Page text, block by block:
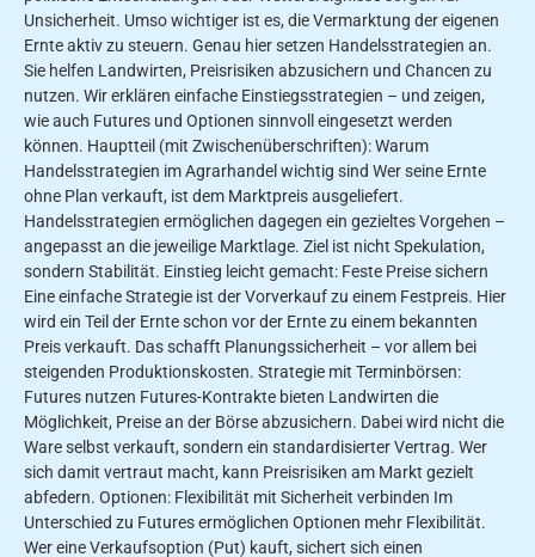
Unsicherheit. Umso wichtiger ist es, die Vermarktung der eigenen
Ernte aktiv zu steuern. Genau hier setzen Handelsstrategien an.
Sie helfen Landwirten, Preisrisiken abzusichern und Chancen zu
nutzen. Wir erklären einfache Einstiegsstrategien – und zeigen,
wie auch Futures und Optionen sinnvoll eingesetzt werden
können. Hauptteil (mit Zwischenüberschriften): Warum
Handelsstrategien im Agrarhandel wichtig sind Wer seine Ernte
ohne Plan verkauft, ist dem Marktpreis ausgeliefert.
Handelsstrategien ermöglichen dagegen ein gezieltes Vorgehen –
angepasst an die jeweilige Marktlage. Ziel ist nicht Spekulation,
sondern Stabilität. Einstieg leicht gemacht: Feste Preise sichern
Eine einfache Strategie ist der Vorverkauf zu einem Festpreis. Hier
wird ein Teil der Ernte schon vor der Ernte zu einem bekannten
Preis verkauft. Das schafft Planungssicherheit – vor allem bei
steigenden Produktionskosten. Strategie mit Terminbörsen:
Futures nutzen Futures-Kontrakte bieten Landwirten die
Möglichkeit, Preise an der Börse abzusichern. Dabei wird nicht die
Ware selbst verkauft, sondern ein standardisierter Vertrag. Wer
sich damit vertraut macht, kann Preisrisiken am Markt gezielt
abfedern. Optionen: Flexibilität mit Sicherheit verbinden Im
Unterschied zu Futures ermöglichen Optionen mehr Flexibilität.
Wer eine Verkaufsoption (Put) kauft, sichert sich einen